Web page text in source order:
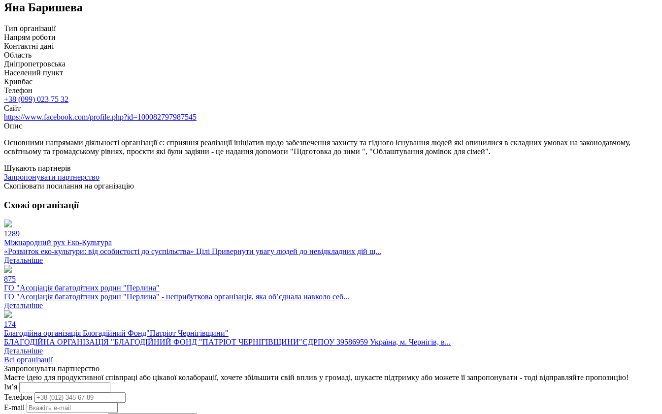
Яна Баришева
Тип організації
Напрям роботи
Контактні дані
Область
Дніпропетровська
Населений пункт
Кривбас
Телефон
+38 (099) 023 75 32
Сайт
https://www.facebook.com/profile.php?id=100082797987545
Опис
Основними напрямами діяльності організації є: сприяння реалізації ініціатив щодо забезпечення захисту та гідного існування людей які опинилися в складних умовах на законодавчому,
освітньому та громадському рівнях, проєкти які були задіяни - це надання допомоги "Підготовка до зими ", "Облаштування домівок для сімей".
Шукають партнерів
Запропонувати партнерство
Скопіювати посилання на організацію
Схожі організації
1289
Міжнародний рух Еко-Культура
«Розвиток еко-культури: від особистості до суспільства» Цілі Привернути увагу людей до невідкладних дій щ...
Детальніше
875
ГО "Асоціація багатодітних родин "Перлина"
ГО "Асоціація багатодітних родин "Перлина" - неприбуткова організація, яка об’єднала навколо себ...
Детальніше
174
Благодійна організація Блогадійний Фонд"Патріот Чернігівщини"
БЛАГОДІЙНА ОРГАНІЗАЦІЯ "БЛАГОДІЙНИЙ ФОНД "ПАТРІОТ ЧЕРНІГІВЩИНИ"ЄДРПОУ 39586959 Україна, м. Чернігів, в...
Детальніше
Всі організації
Запропонувати партнерство
Маєте ідею для продуктивної співпраці або цікавої колаборації, хочете збільшити свій вплив у громаді, шукаєте підтримку або можете її запропонувати - тоді відправляйте пропозицію!
Ім’я
Телефон
E-mail